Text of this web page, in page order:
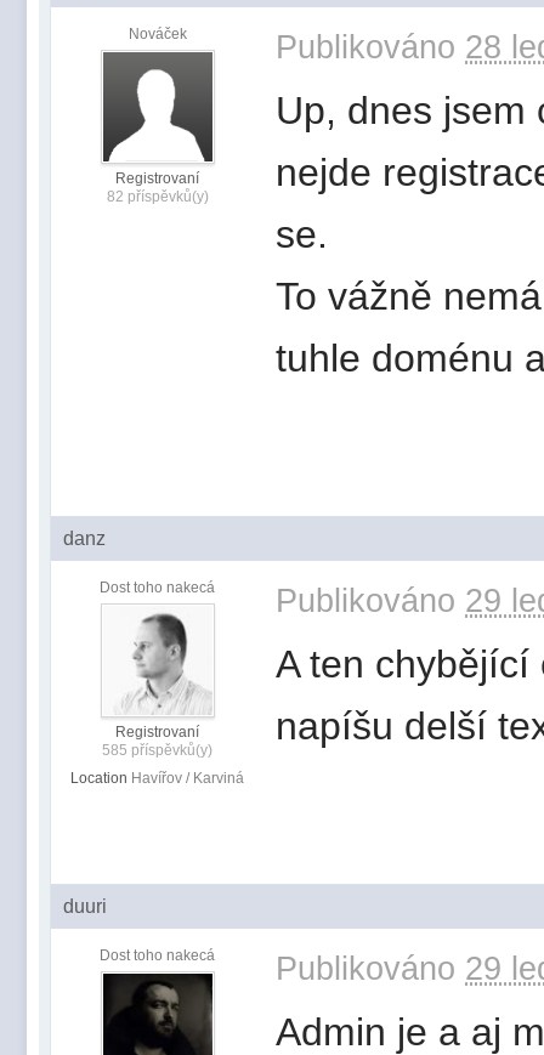
Nováček
Registrovaní
82 příspěvků(y)
Publikováno 28
Up, dnes jsem
nejde
se.
To vážně
tuhle doménu
danz
Dost toho nakecá
Registrovaní
585 příspěvků(y)
Location Havířov / Karviná
Publikováno 29
A ten chybějící
napíšu delší
duuri
Dost toho nakecá Publikováno 29
Admin je a aj